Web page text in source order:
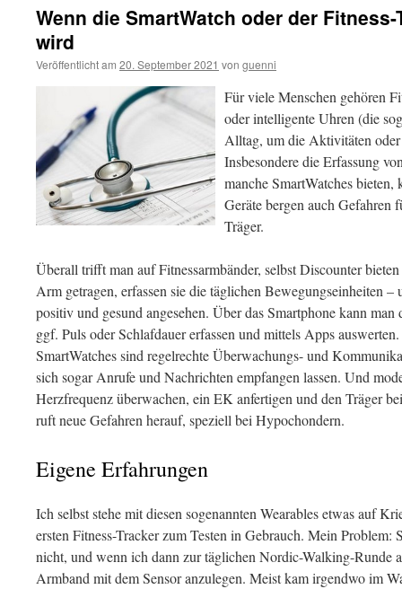
Wenn die SmartWatch oder der
wird
Veröffentlicht am 20. September 2021 von guenni
Für viele Menschen gehören
oder intelligente Uhren (die
Alltag, um die Aktivitäten oder
Insbesondere die Erfassung
manche SmartWatches
Geräte bergen auch Gefahren
Träger.
Überall trifft man auf Fitnessarmbänder, selbst Discounter
Arm getragen, erfassen sie die täglichen Bewegungseinheiten
positiv und gesund angesehen. Über das Smartphone kann
ggf. Puls oder Schlafdauer erfassen und mittels Apps
SmartWatches sind regelrechte Überwachungs- und
sich sogar Anrufe und Nachrichten empfangen lassen. Und
Herzfrequenz überwachen, ein EK anfertigen und den Träger
ruft neue Gefahren herauf, speziell bei Hypochondern.
Eigene Erfahrungen
Ich selbst stehe mit diesen sogenannten Wearables etwas auf
ersten Fitness-Tracker zum Testen in Gebrauch. Mein Problem:
nicht, und wenn ich dann zur täglichen Nordic-Walking-Runde
Armband mit dem Sensor anzulegen. Meist kam irgendwo im